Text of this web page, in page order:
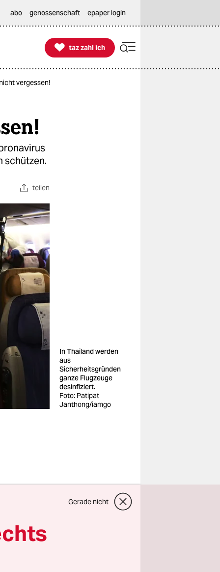
abo genossenschaft epaper login

taz zahl ich
taz zahl ich
vergessen!
schützen.
teilen
In Thailand werden
aus
Sicherheitsgründen
ganze Flugzeuge
desinfiziert.
Foto: Patipat
Janthong/iamgo
auch
Gerade nicht